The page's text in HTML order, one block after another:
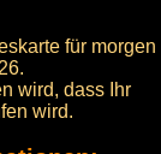
für morgen
wird, dass Ihr
wird.